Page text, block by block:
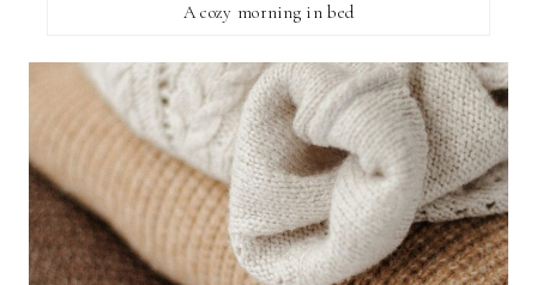
A cozy morning in bed